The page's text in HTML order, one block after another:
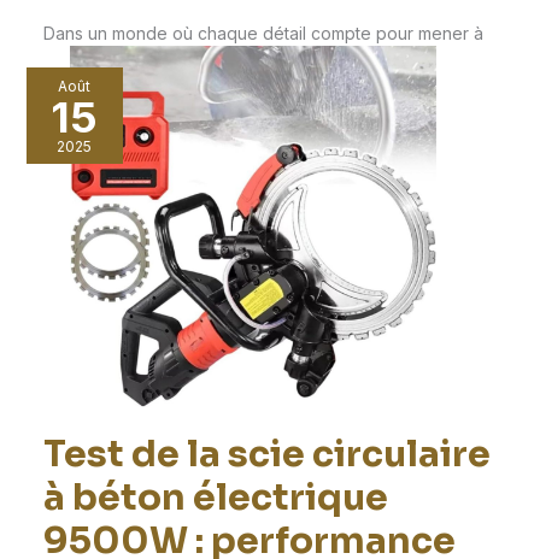
Dans un monde où chaque détail compte pour mener à
bien vos projets, la scie sauteuse
Août
15
2025
Test de la scie circulaire
à béton électrique
9500W : performance